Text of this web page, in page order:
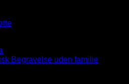
Begravelse uden familie